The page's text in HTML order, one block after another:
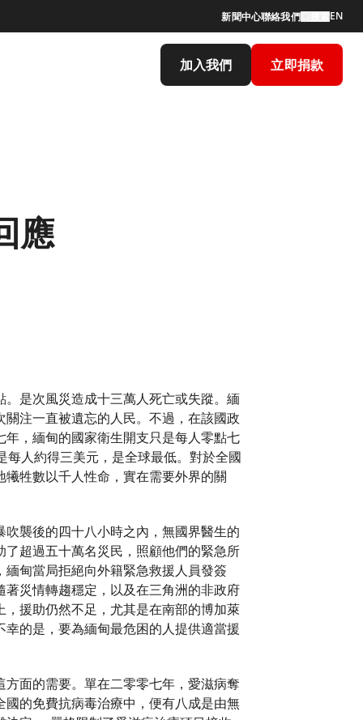
新聞中心聯絡我們 EN
加入我們 立即捐款
應
是次風災造成十三萬人死亡或失蹤。緬
注一直被遺忘的人民。不過，在該國政
，緬甸的國家衛生開支只是每人零點七
人約得三美元，是全球最低。對於全國
牲數以千人性命，實在需要外界的關
襲後的四十八小時之內，無國界醫生的
超過五十萬名災民，照顧他們的緊急所
甸當局拒絕向外籍緊急救援人員發簽
災情轉趨穩定，以及在三角洲的非政府
援助仍然不足，尤其是在南部的博加萊
的是，要為緬甸最危困的人提供適當援
面的需要。單在二零零七年，愛滋病奪
的免費抗病毒治療中，便有八成是由無